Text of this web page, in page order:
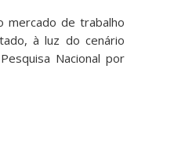
mercado de trabalho
à luz do cenário
Nacional por